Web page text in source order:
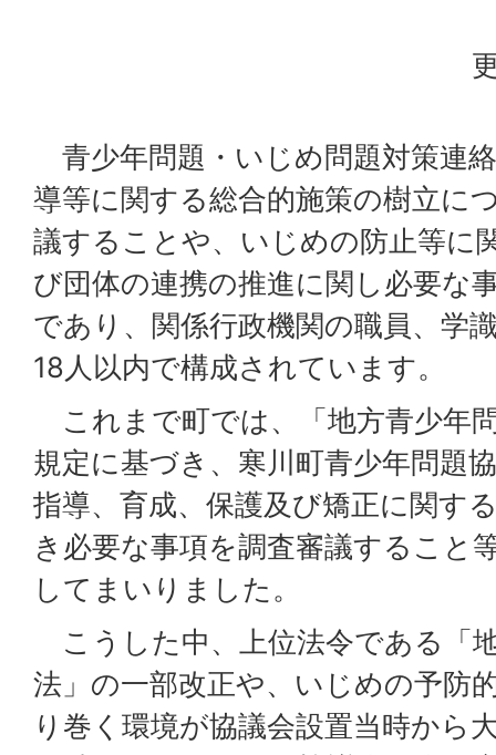
青少年問題・いじめ問題対策連
導等に関する総合的施策の樹立に
議することや、いじめの防止等に
び団体の連携の推進に関し必要な
であり、関係行政機関の職員、学
18人以内で構成されています。
これまで町では、「地方青少年
規定に基づき、寒川町青少年問題
指導、育成、保護及び矯正に関す
き必要な事項を調査審議すること
してまいりました。
こうした中、上位法令である「
法」の一部改正や、いじめの予防
り巻く環境が協議会設置当時から